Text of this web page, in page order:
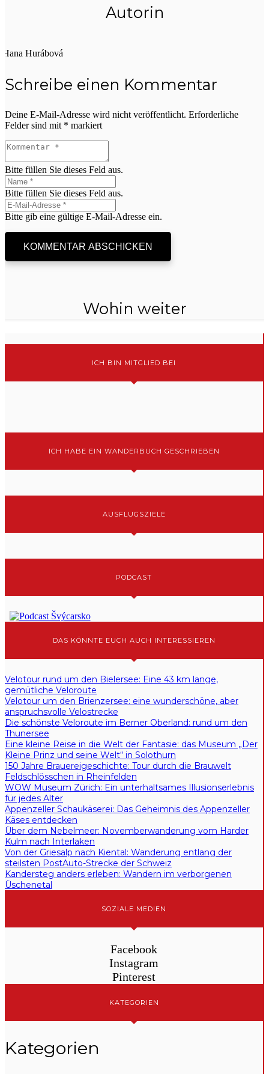
Autorin
Hana Hurábová
Schreibe einen Kommentar
Deine E-Mail-Adresse wird nicht veröffentlicht. Erforderliche
Felder sind mit * markiert
Bitte füllen Sie dieses Feld aus.
Bitte füllen Sie dieses Feld aus.
Bitte gib eine gültige E-Mail-Adresse ein.
KOMMENTAR ABSCHICKEN
Wohin weiter
ICH BIN MITGLIED BEI
ICH HABE EIN WANDERBUCH GESCHRIEBEN
AUSFLUGSZIELE
PODCAST
DAS KÖNNTE EUCH AUCH INTERESSIEREN
Velotour rund um den Bielersee: Eine 43 km lange,
gemütliche Veloroute
Velotour um den Brienzersee: eine wunderschöne, aber
anspruchsvolle Velostrecke
Die schönste Veloroute im Berner Oberland: rund um den
Thunersee
Eine kleine Reise in die Welt der Fantasie: das Museum „Der
Kleine Prinz und seine Welt“ in Solothurn
150 Jahre Brauereigeschichte: Tour durch die Brauwelt
Feldschlösschen in Rheinfelden
WOW Museum Zürich: Ein unterhaltsames Illusionserlebnis
für jedes Alter
Appenzeller Schaukäserei: Das Geheimnis des Appenzeller
Käses entdecken
Über dem Nebelmeer: Novemberwanderung vom Harder
Kulm nach Interlaken
Von der Griesalp nach Kiental: Wanderung entlang der
steilsten PostAuto-Strecke der Schweiz
Kandersteg anders erleben: Wandern im verborgenen
Üschenetal
SOZIALE MEDIEN
Facebook
Instagram
Pinterest
KATEGORIEN
Kategorien